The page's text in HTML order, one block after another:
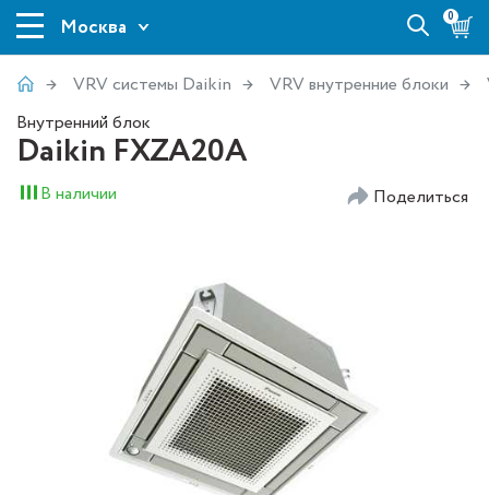
Москва 0
VRV системы Daikin VRV внутренние блоки
Внутренний блок
Daikin FXZA20A
В наличии Поделиться